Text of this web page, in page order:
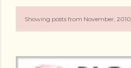
PShowing posts from November, 2010